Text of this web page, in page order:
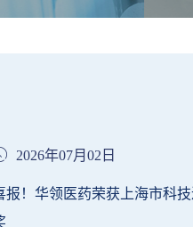
2026年07月02日
报！华领医药荣获上海市科